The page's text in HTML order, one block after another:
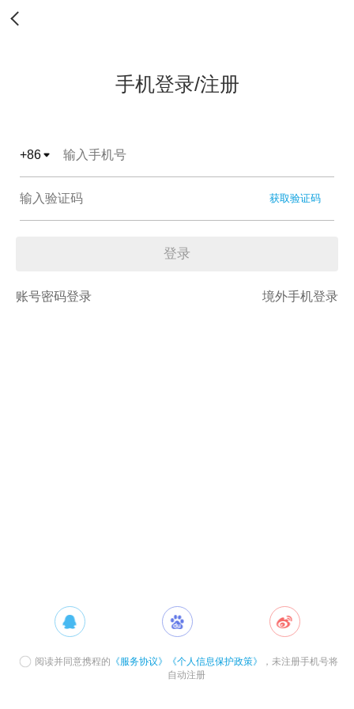
手机登录/注册
+86
获取验证码
登录
账号密码登录 境外手机登录
阅读并同意携程的 《服务协议》 《个人信息保护政策》
，未注册手机号将
自动注册